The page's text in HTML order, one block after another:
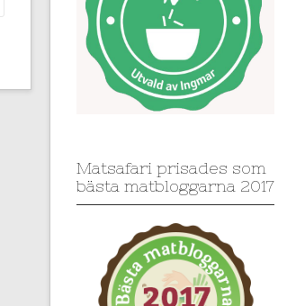
Matsafari prisades som
bästa matbloggarna 2017